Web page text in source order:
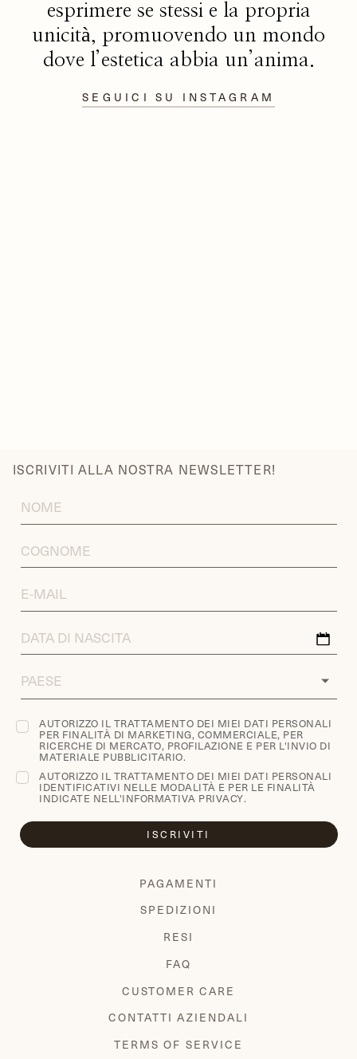
esprimere se stessi e la propria
unicità, promuovendo un mondo
dove l’estetica abbia un’anima.
SEGUICI SU INSTAGRAM
ISCRIVITI ALLA NOSTRA NEWSLETTER!
FIRST
NAME
LAST
NAME
EMAIL
ADDRESS
DATA
DI
COUNTRY
AUTORIZZO IL TRATTAMENTO DEI MIEI DATI PERSONALI
PER FINALITÀ DI MARKETING, COMMERCIALE, PER
RICERCHE DI MERCATO, PROFILAZIONE E PER L'INVIO DI
MATERIALE PUBBLICITARIO.
AUTORIZZO IL TRATTAMENTO DEI MIEI DATI PERSONALI
IDENTIFICATIVI NELLE MODALITÀ E PER LE FINALITÀ
INDICATE NELL'INFORMATIVA PRIVACY.
ISCRIVITI
PAGAMENTI
SPEDIZIONI
RESI
FAQ
CUSTOMER CARE
CONTATTI AZIENDALI
TERMS OF SERVICE